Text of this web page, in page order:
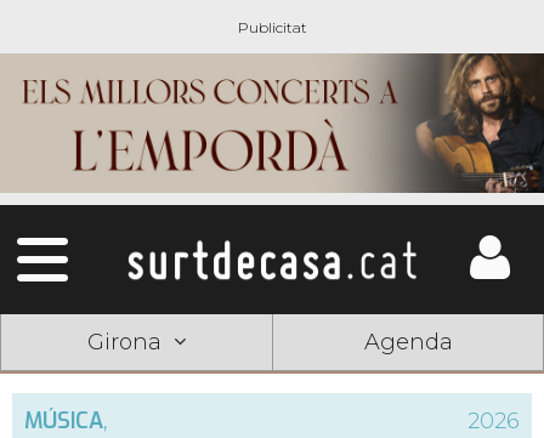
Girona Agenda
MÚSICA, 2026